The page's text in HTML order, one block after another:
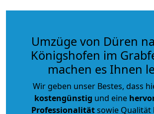
Umzüge von Düren
Königshofen im
machen es Ihnen
Wir geben unser Bestes, dass
kostengünstig und eine
Professionalitätsowie Qualität